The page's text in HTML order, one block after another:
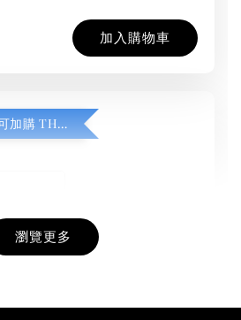
加入購物車
凡購買任一商品即可加購 THT 九週年紀念 T-shirt
瀏覽更多